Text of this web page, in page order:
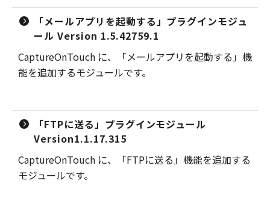
「メールアプリを起動する」プラグインモジュ
ール Version 1.5.42759.1
CaptureOnTouch に、「メールアプリを起動する」機
能を追加するモジュールです。
「FTPに送る」プラグインモジュール
Version1.1.17.315
CaptureOnTouch に、「FTPに送る」機能を追加する
モジュールです。